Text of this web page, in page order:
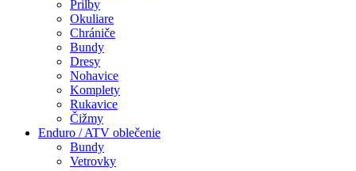
Prilby
Okuliare
Chrániče
Bundy
Dresy
Nohavice
Komplety
Rukavice
Čižmy
Enduro / ATV oblečenie
Bundy
Vetrovky